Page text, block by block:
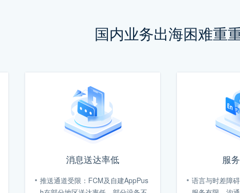
国内业务出海困难重
消息送达率低
推送通道受限：FCM及自建AppPus
服
语言与时差障